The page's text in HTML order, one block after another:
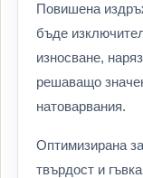
Повишена
бъде
износване,
решаващо
натоварвания.
Оптимизирана
твърдост и